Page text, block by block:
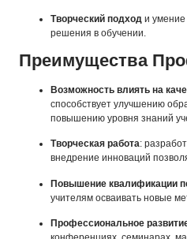
Творческий подход и умение
решения в обучении.
Преимущества
Возможность влиять на
способствует улучшению
повышению уровня знаний
Творческая работа:
внедрение инноваций
Повышение квалификации
учителям осваивать новые
Профессиональное